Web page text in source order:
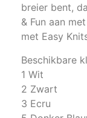
breier bent,
& Fun aan
met Easy
Beschikbare
1 Wit
2 Zwart
3 Ecru